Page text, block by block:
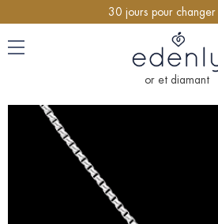
30 jours pour changer
or et diamant